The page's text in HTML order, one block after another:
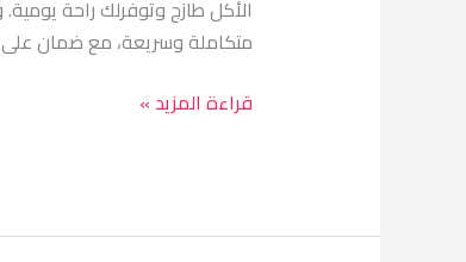
الأكل طازج وتوفرلك راحة
متكاملة وسريعة، مع ضمان
قراءة المزيد »